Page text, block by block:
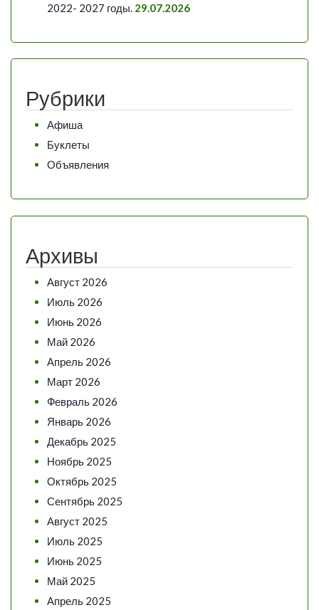
2022- 2027 годы. 29.07.2026
Рубрики
Афиша
Буклеты
Объявления
Архивы
Август 2026
Июль 2026
Июнь 2026
Май 2026
Апрель 2026
Март 2026
Февраль 2026
Январь 2026
Декабрь 2025
Ноябрь 2025
Октябрь 2025
Сентябрь 2025
Август 2025
Июль 2025
Июнь 2025
Май 2025
Апрель 2025